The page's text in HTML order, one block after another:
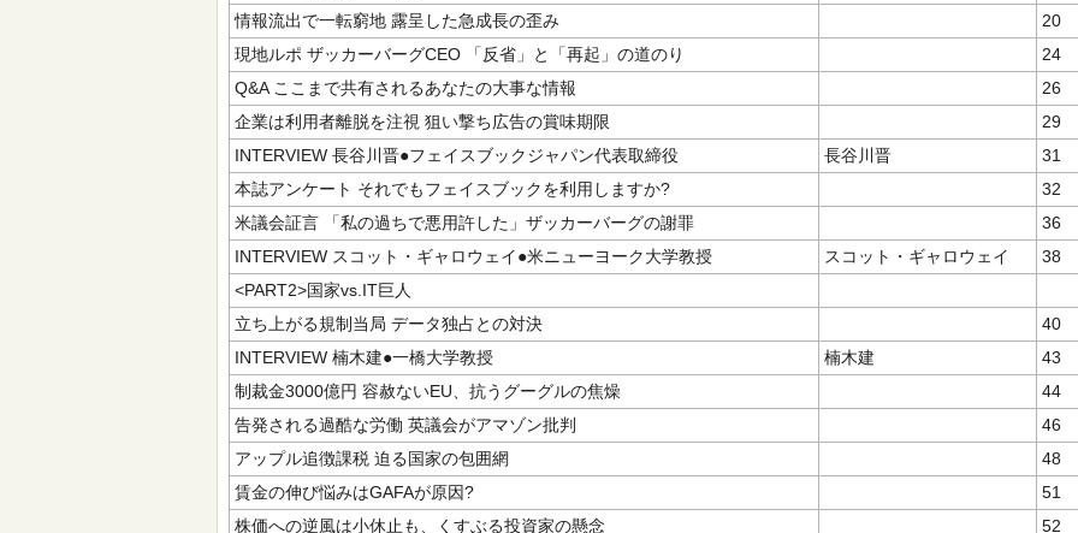
情報流出で一転窮地 露呈した急成長の歪み
20
現地ルポ ザッカーバーグCEO 「反省」と「再起」の道のり
24
Q&A ここまで共有されるあなたの大事な情報
26
企業は利用者離脱を注視 狙い撃ち広告の賞味期限
29
INTERVIEW 長谷川晋●フェイスブックジャパン代表取締役
長谷川晋
31
本誌アンケート それでもフェイスブックを利用しますか?
32
米議会証言 「私の過ちで悪用許した」ザッカーバーグの謝罪
36
INTERVIEW スコット・ギャロウェイ●米ニューヨーク大学教授
スコット・ギャロウェイ
38
<PART2>国家vs.IT巨人
立ち上がる規制当局 データ独占との対決
40
INTERVIEW 楠木建●一橋大学教授
楠木建
43
制裁金3000億円 容赦ないEU、抗うグーグルの焦燥
44
告発される過酷な労働 英議会がアマゾン批判
46
アップル追徴課税 迫る国家の包囲網
48
賃金の伸び悩みはGAFAが原因?
51
株価への逆風は小休止も、くすぶる投資家の懸念
52